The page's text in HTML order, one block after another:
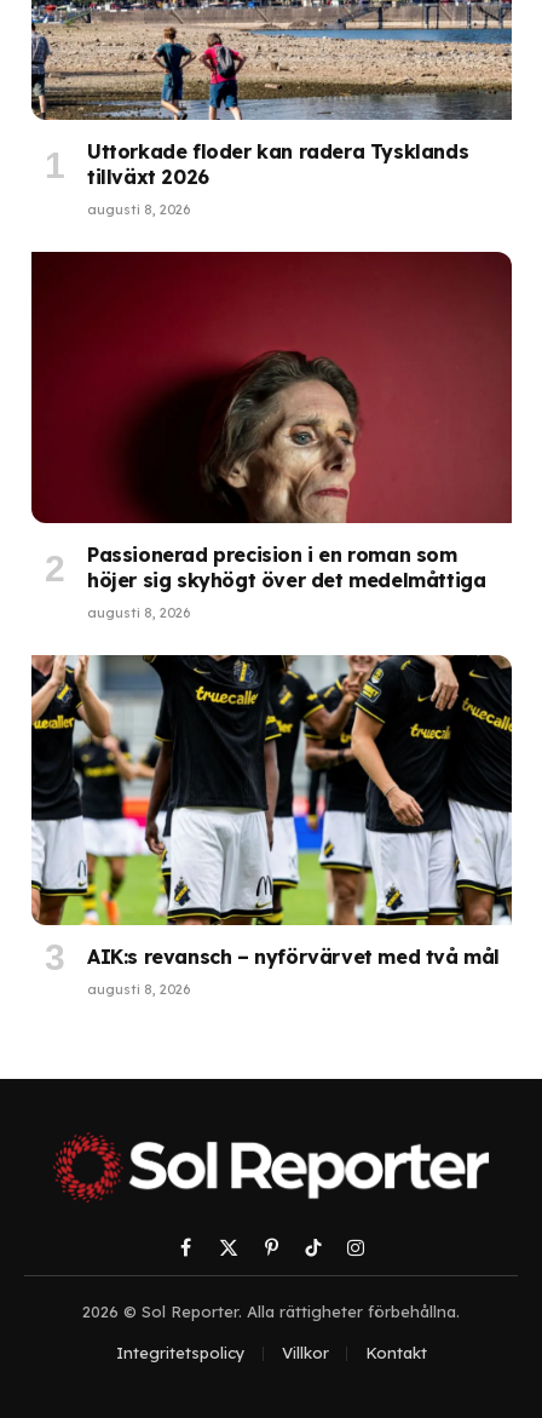
Uttorkade floder kan radera Tysklands
tillväxt 2026
augusti 8, 2026
Passionerad precision i en roman som
höjer sig skyhögt över det medelmåttiga
augusti 8, 2026
AIK:s revansch – nyförvärvet med två mål
augusti 8, 2026
Facebook
X
(Twitter)
PinterestTikTokInstagram
2026 © Sol Reporter. Alla rättigheter förbehållna.
Integritetspolicy Villkor Kontakt